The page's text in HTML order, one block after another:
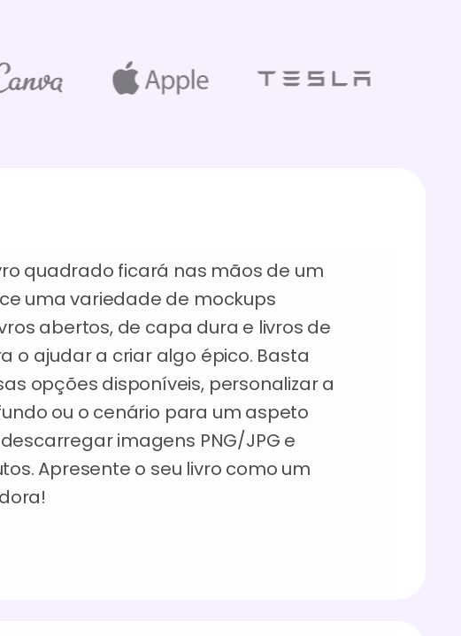
quadrado ficará nas mãos de um
uma variedade de mockups
abertos, de capa dura e livros de
o ajudar a criar algo épico. Basta
opções disponíveis, personalizar a
ou o cenário para um aspeto
imagens PNG/JPG e
Apresente o seu livro como um